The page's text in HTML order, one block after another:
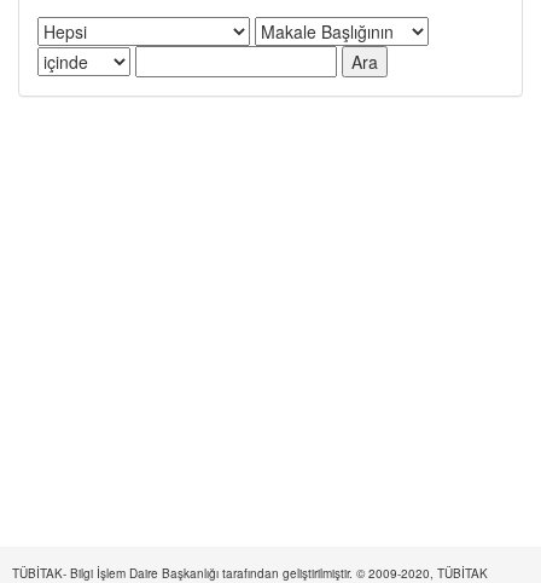
TÜBİTAK- Bilgi İşlem Daire Başkanlığı tarafından geliştirilmiştir. © 2009-2020, TÜBİTAK